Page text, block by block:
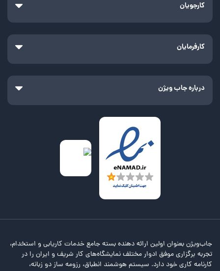
کارجویان
کارفرمایان
درباره جاب ویژن
جاب‌ویژن بعنوان اولین ارائه دهنده بسته جامع خدمات کاریابی و استخدام،
تجربه برگزاری موفق ادوار مختلف نمایشگاه‌های کار شریف و ایران را در
کارنامه کاری خود دارد. سیستم هوشمند انطباق، رزومه ساز دو زبانه،